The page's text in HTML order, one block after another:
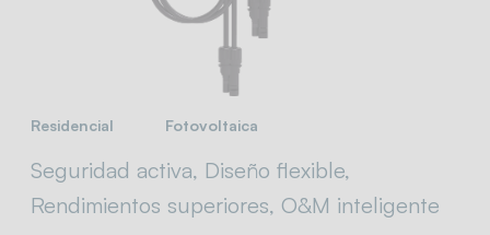
Residencial Fotovoltaica
Seguridad activa, Diseño flexible,
Rendimientos superiores, O&M inteligente